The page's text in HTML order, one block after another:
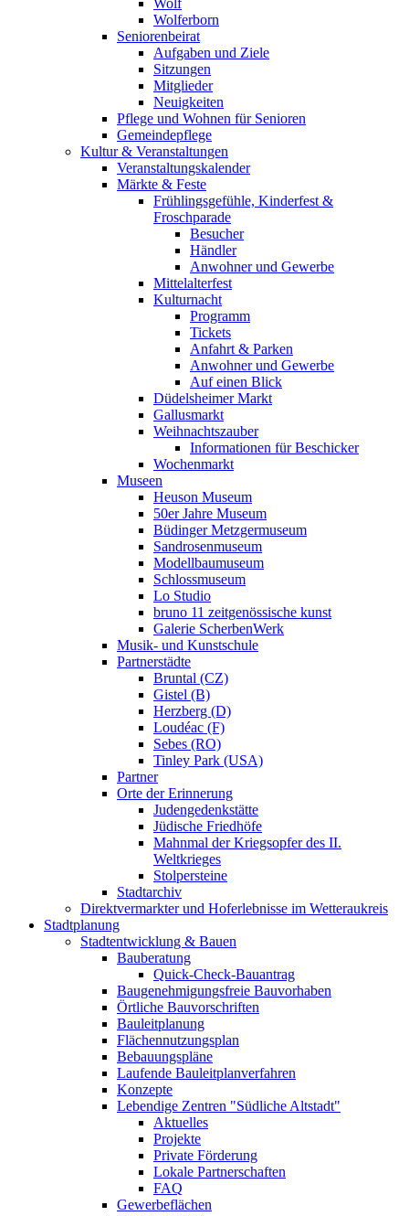
Wolf
Wolferborn
Seniorenbeirat
Aufgaben und Ziele
Sitzungen
Mitglieder
Neuigkeiten
Pflege und Wohnen für Senioren
Gemeindepflege
Kultur & Veranstaltungen
Veranstaltungskalender
Märkte & Feste
Frühlingsgefühle, Kinderfest &
Froschparade
Besucher
Händler
Anwohner und Gewerbe
Mittelalterfest
Kulturnacht
Programm
Tickets
Anfahrt & Parken
Anwohner und Gewerbe
Auf einen Blick
Düdelsheimer Markt
Gallusmarkt
Weihnachtszauber
Informationen für Beschicker
Wochenmarkt
Museen
Heuson Museum
50er Jahre Museum
Büdinger Metzgermuseum
Sandrosenmuseum
Modellbaumuseum
Schlossmuseum
Lo Studio
bruno 11 zeitgenössische kunst
Galerie ScherbenWerk
Musik- und Kunstschule
Partnerstädte
Bruntal (CZ)
Gistel (B)
Herzberg (D)
Loudéac (F)
Sebes (RO)
Tinley Park (USA)
Partner
Orte der Erinnerung
Judengedenkstätte
Jüdische Friedhöfe
Mahnmal der Kriegsopfer des II.
Weltkrieges
Stolpersteine
Stadtarchiv
Direktvermarkter und Hoferlebnisse im Wetteraukreis
Stadtplanung
Stadtentwicklung & Bauen
Bauberatung
Quick-Check-Bauantrag
Baugenehmigungsfreie Bauvorhaben
Örtliche Bauvorschriften
Bauleitplanung
Flächennutzungsplan
Bebauungspläne
Laufende Bauleitplanverfahren
Konzepte
Lebendige Zentren "Südliche Altstadt"
Aktuelles
Projekte
Private Förderung
Lokale Partnerschaften
FAQ
Gewerbeflächen